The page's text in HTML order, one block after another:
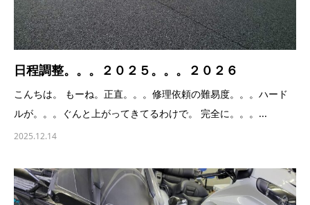
日程調整。。。２０２５。。。２０２６
こんちは。 もーね。正直。。。修理依頼の難易度。。。ハード
ルが。。。ぐんと上がってきてるわけで。 完全に。。。...
2025.12.14